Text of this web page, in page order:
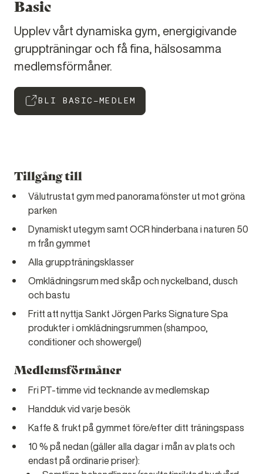
Basic
Upplev vårt dynamiska gym, energigivande
gruppträningar och få fina, hälsosamma
medlemsförmåner.
BLI BASIC-MEDLEM
Tillgång till
Välutrustat gym med panoramafönster ut mot gröna
parken
Dynamiskt utegym samt OCR hinderbana i naturen 50
m från gymmet
Alla gruppträningsklasser
Omklädningsrum med skåp och nyckelband, dusch
och bastu
Fritt att nyttja Sankt Jörgen Parks Signature Spa
produkter i omklädningsrummen (shampoo,
conditioner och showergel)
Medlemsförmåner
Fri PT-timme vid tecknande av medlemskap
Handduk vid varje besök
Kaffe & frukt på gymmet före/efter ditt träningspass
10 % på nedan (gäller alla dagar i mån av plats och
endast på ordinarie priser):